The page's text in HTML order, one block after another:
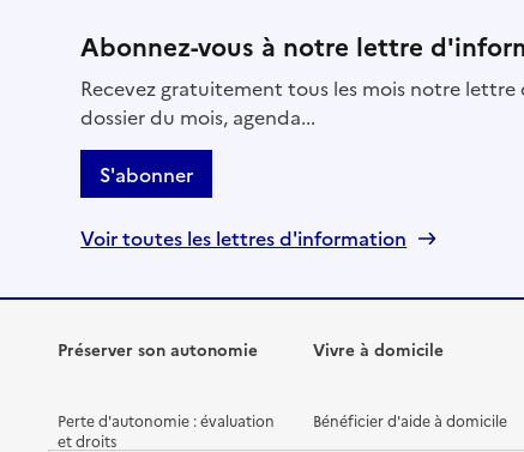
Abonnez-vous à notre lettre
Recevez gratuitement tous les mois notre
dossier du mois, agenda...
S'abonner
Voir toutes les lettres d'information
Préserver son autonomie
Perte d'autonomie : évaluation
et droits
Vivre à domicile
Bénéficier d'aide à domicile